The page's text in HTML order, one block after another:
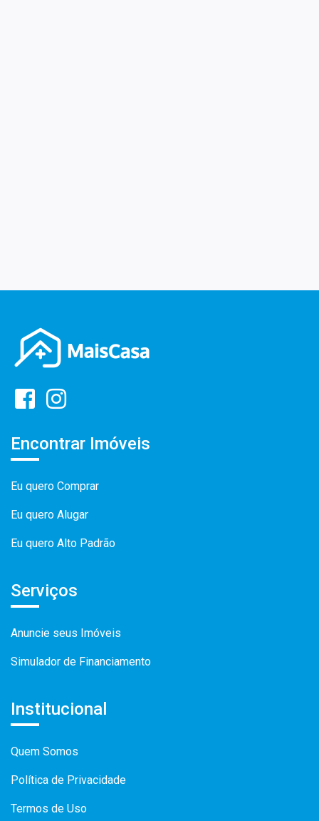
Encontrar Imóveis
Eu quero Comprar
Eu quero Alugar
Eu quero Alto Padrão
Serviços
Anuncie seus Imóveis
Simulador de Financiamento
Institucional
Quem Somos
Política de Privacidade
Termos de Uso